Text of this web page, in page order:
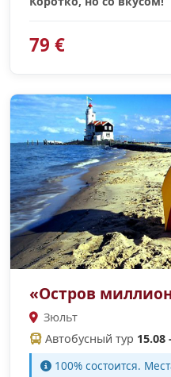
79 €
«Остров
Зюльт
Автобусный тур 15.08
100% cостоится.